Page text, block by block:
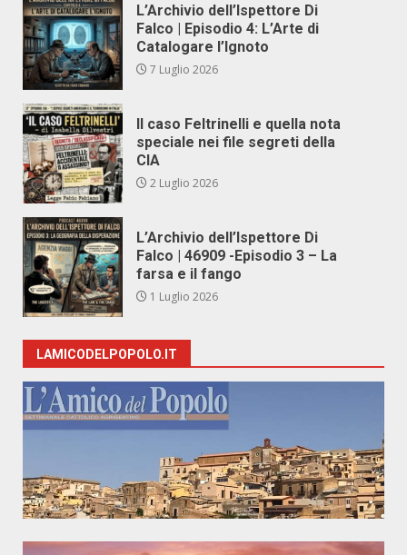
L’Archivio dell’Ispettore Di
Falco | Episodio 4: L’Arte di
Catalogare l’Ignoto
7 Luglio 2026
Il caso Feltrinelli e quella nota
speciale nei file segreti della
CIA
2 Luglio 2026
L’Archivio dell’Ispettore Di
Falco | 46909 -Episodio 3 – La
farsa e il fango
1 Luglio 2026
LAMICODELPOPOLO.IT